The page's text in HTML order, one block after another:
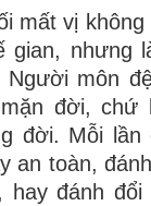
mất vị không
gian, nhưng
Người môn
đời, chứ
đời. Mỗi lần
an toàn,
hay đánh đổi